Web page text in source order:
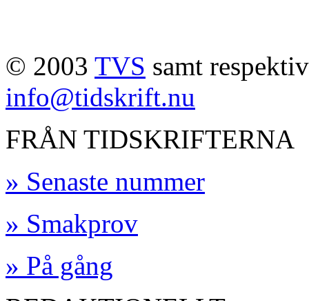
© 2003 TVS samt
info@tidskrift.nu
FRÅN TIDSKRIFTERNA
» Senaste nummer
» Smakprov
» På gång